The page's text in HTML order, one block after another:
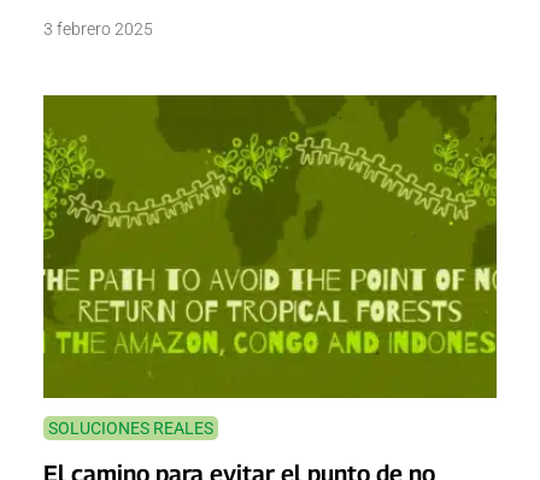
3 febrero 2025
SOLUCIONES REALES
El camino para evitar el punto de no